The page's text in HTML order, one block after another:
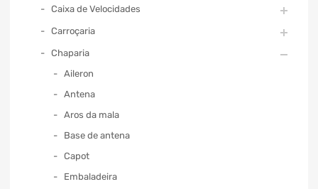
Caixa de Velocidades
Carroçaria
Chaparia
Aileron
Antena
Aros da mala
Base de antena
Capot
Embaladeira